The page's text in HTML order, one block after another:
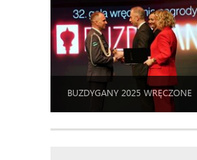
BUZDYGANY 2025 WRĘCZONE